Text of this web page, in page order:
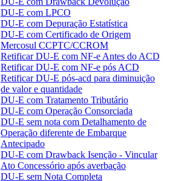
DU-E com LPCO
DU-E com Depuração Estatística
DU-E com Certificado de Origem
Mercosul CCPTC/CCROM
Retificar DU-E com NF-e Antes do ACD
Retificar DU-E com NF-e pós ACD
Retificar DU-E pós-acd para diminuição
de valor e quantidade
DU-E com Tratamento Tributário
DU-E com Operação Consorciada
DU-E sem nota com Detalhamento de
Operação diferente de Embarque
Antecipado
DU-E com Drawback Isenção - Vincular
Ato Concessório após averbação
DU-E sem Nota Completa